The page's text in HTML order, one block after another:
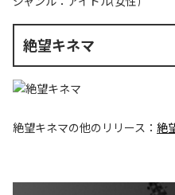
絶望キネマ
絶望キネマの他のリリース： 絶